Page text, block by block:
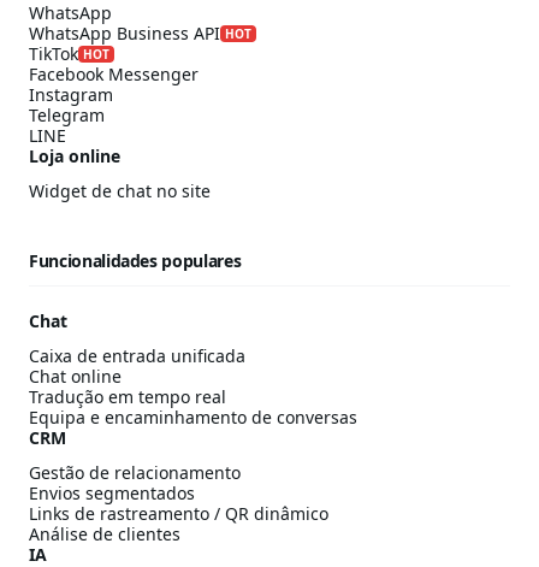
WhatsApp
WhatsApp Business API HOT
TikTok HOT
Facebook Messenger
Instagram
Telegram
LINE
Loja online
Widget de chat no site
Funcionalidades populares
Chat
Caixa de entrada unificada
Chat online
Tradução em tempo real
Equipa e encaminhamento de conversas
CRM
Gestão de relacionamento
Envios segmentados
Links de rastreamento / QR dinâmico
Análise de clientes
IA